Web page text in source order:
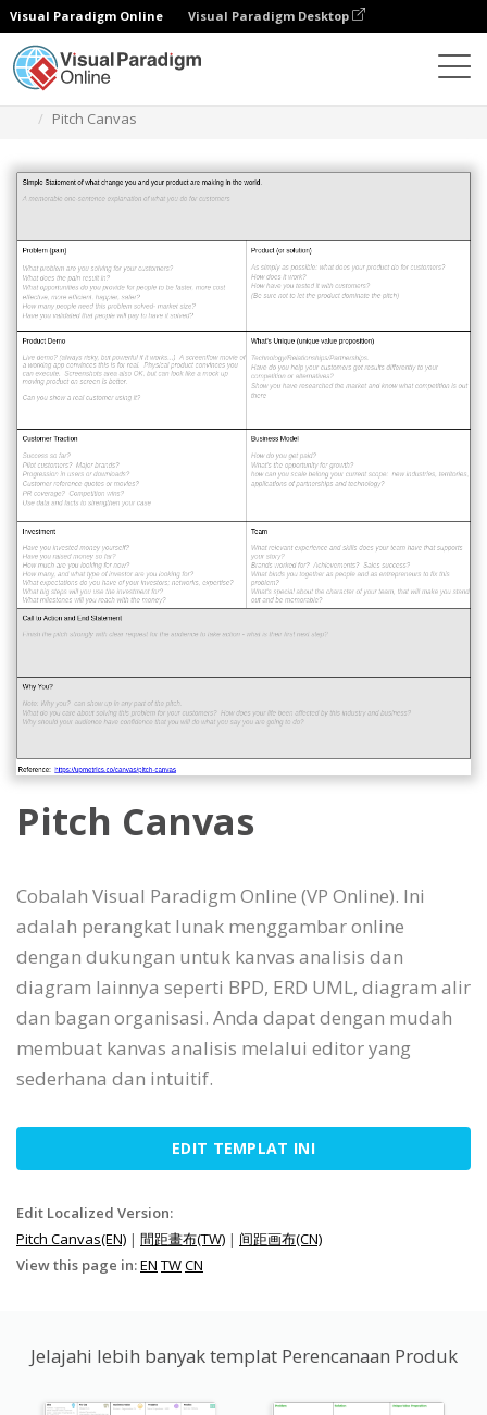
Visual Paradigm Online Visual Paradigm Desktop
Pitch Canvas
Pitch Canvas
Cobalah Visual Paradigm Online (VP Online). Ini
adalah perangkat lunak menggambar online
dengan dukungan untuk kanvas analisis dan
diagram lainnya seperti BPD, ERD UML, diagram alir
dan bagan organisasi. Anda dapat dengan mudah
membuat kanvas analisis melalui editor yang
sederhana dan intuitif.
EDIT TEMPLAT INI
Edit Localized Version:
Pitch Canvas(EN) | 間距畫布(TW) | 间距画布(CN)
View this page in:EN TWCN
Jelajahi lebih banyak templat Perencanaan Produk